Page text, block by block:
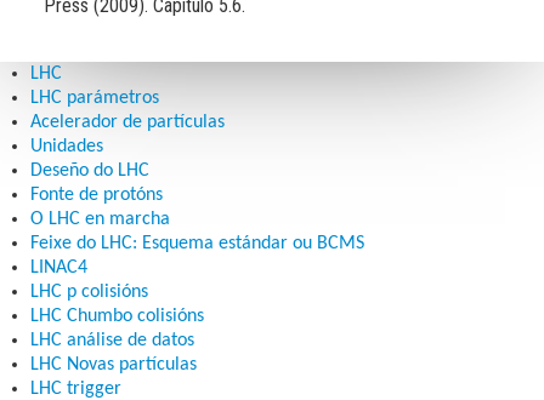
Press (2009). Capítulo 5.6.
LHC
LHC parámetros
Acelerador de partículas
Unidades
Deseño do LHC
Fonte de protóns
O LHC en marcha
Feixe do LHC: Esquema estándar ou BCMS
LINAC4
LHC p colisións
LHC Chumbo colisións
LHC análise de datos
LHC Novas partículas
LHC trigger